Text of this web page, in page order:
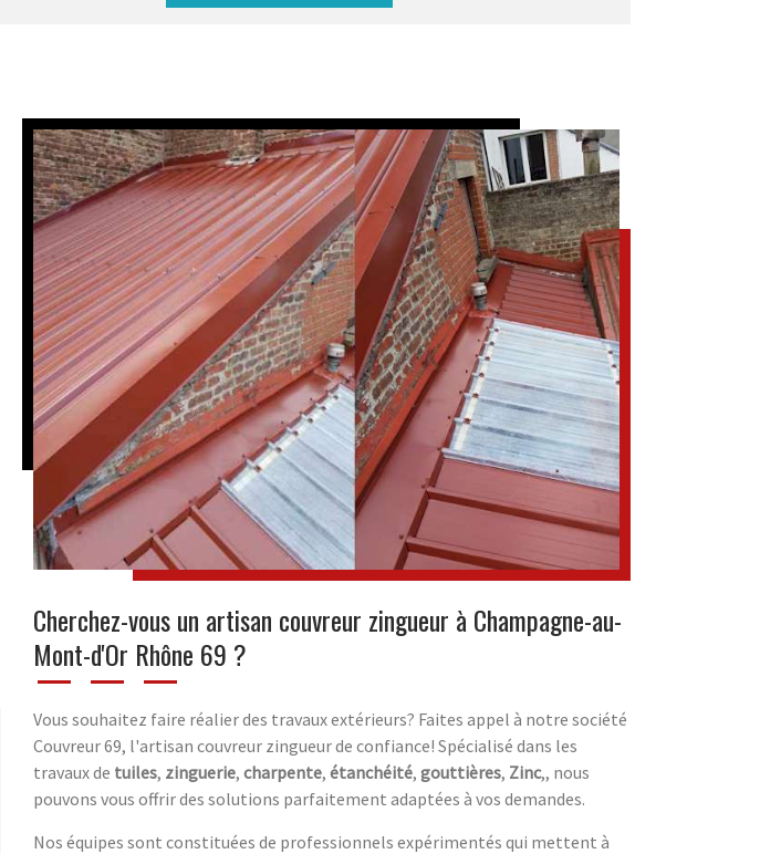
Cherchez-vous un artisan couvreur zingueur à Champagne-au-
Mont-d'Or Rhône 69 ?
Vous souhaitez faire réalier des travaux extérieurs? Faites appel à notre société
Couvreur 69, l'artisan couvreur zingueur de confiance! Spécialisé dans les
travaux de tuiles, zinguerie, charpente, étanchéité, gouttières, Zinc,, nous
pouvons vous offrir des solutions parfaitement adaptées à vos demandes.
Nos équipes sont constituées de professionnels expérimentés qui mettent à